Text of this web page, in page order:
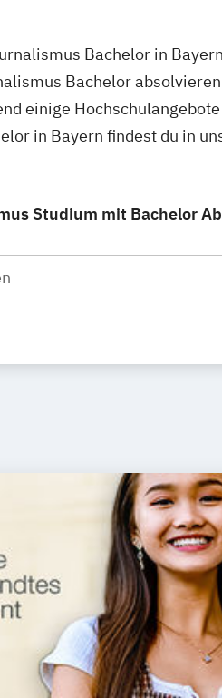
Bachelor in
Bachelor
einige
in Bayern findest du in
Studium mit Bachelor